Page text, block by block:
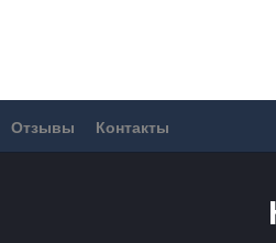
Отзывы Контакты